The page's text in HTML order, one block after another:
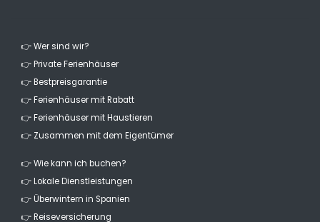
👉 Wer sind wir?
👉 Private Ferienhäuser
👉 Bestpreisgarantie
👉 Ferienhäuser mit Rabatt
👉 Ferienhäuser mit Haustieren
👉 Zusammen mit dem Eigentümer
👉 Wie kann ich buchen?
👉 Lokale Dienstleistungen
👉 Überwintern in Spanien
👉 Reiseversicherung